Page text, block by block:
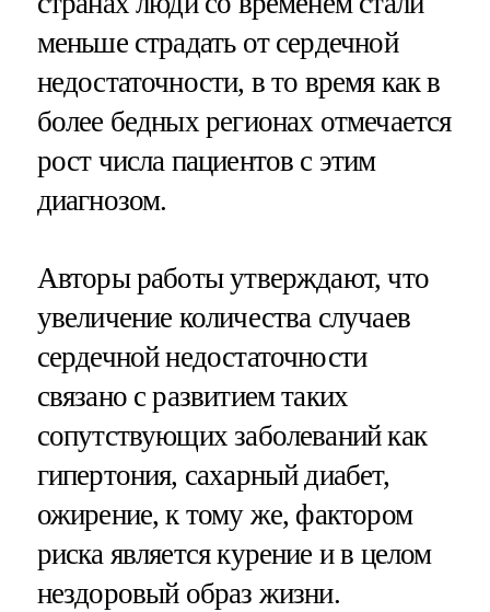
меньше страдать от сердечной
недостаточности, в то время как в
более бедных регионах отмечается
рост числа пациентов с этим
диагнозом.
Авторы работы утверждают, что
увеличение количества случаев
сердечной недостаточности
связано с развитием таких
сопутствующих заболеваний как
гипертония, сахарный диабет,
ожирение, к тому же, фактором
риска является курение и в целом
нездоровый образ жизни.